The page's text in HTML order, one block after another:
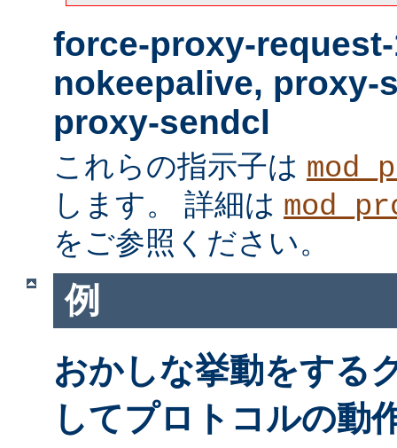
force-proxy-
nokeepalive, proxy-
proxy-sendcl
これらの指示子は
します。 詳細は
をご参照ください。
例
おかしな挙動をする
してプロトコルの動